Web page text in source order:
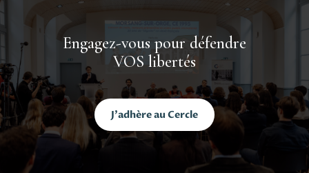
Engagez-vous pour défendre
VOS libertés
J'adhère au Cercle